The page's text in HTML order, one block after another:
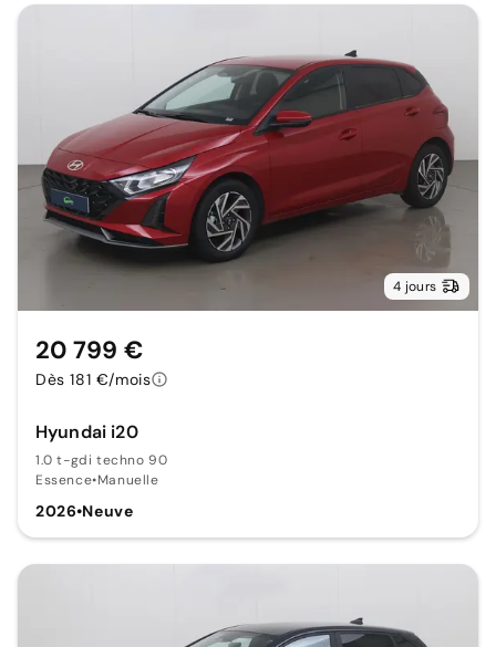
4 jours
Hyundai i20
1.0 t-gdi techno 90
Essence•Manuelle
2026•Neuve
20 799 €
Dès 181 €/mois